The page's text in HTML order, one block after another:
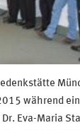
während
Eva-Maria